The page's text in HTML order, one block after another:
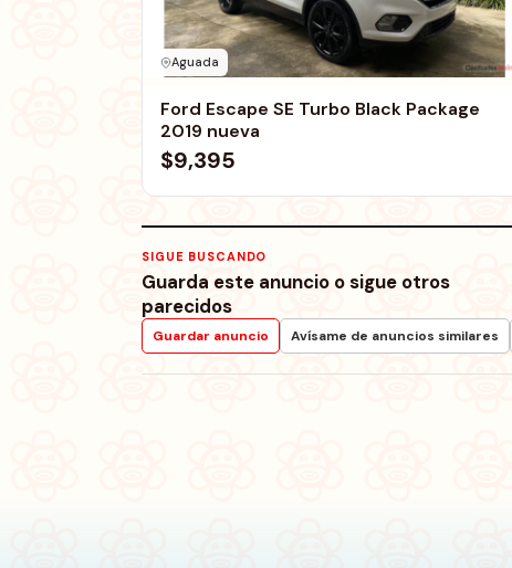
Aguada
Ford Escape SE Turbo Black Package
2019 nueva
$9,395
SIGUE BUSCANDO
Guarda este anuncio o sigue otros
parecidos
Guardar anuncio Avísame de anuncios similares